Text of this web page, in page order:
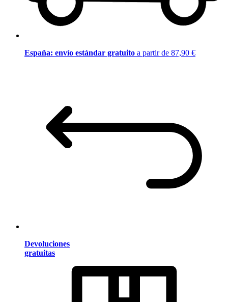
España: envío estándar gratuito a partir de 87,90 €
Devoluciones
gratuitas